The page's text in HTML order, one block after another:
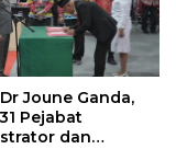
Joune Ganda,
Pejabat
dan